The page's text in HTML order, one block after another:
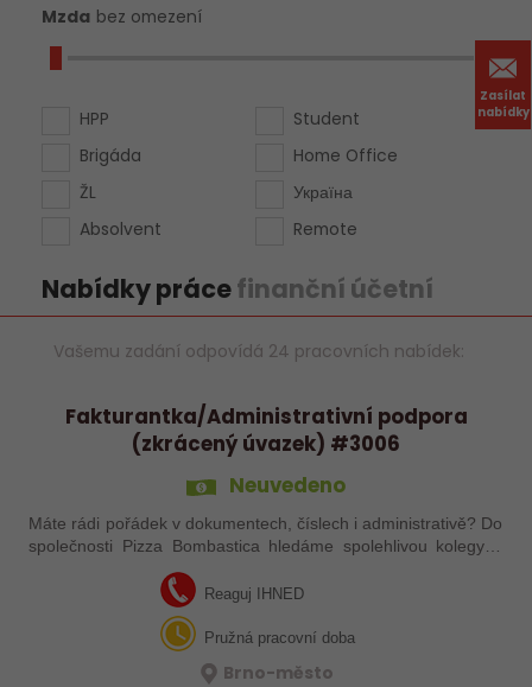
Zasílat
nabídky
Mzda bez omezení
HPP
Brigáda
ŽL
Absolvent
Student
Home Office
Україна
Remote
Nabídky prácefinanční účetní
Vašemu zadání odpovídá 24 pracovních nabídek:
Fakturantka/Administrativní podpora
(zkrácený úvazek) #3006
Neuvedeno
Máte rádi pořádek v dokumentech, číslech i administrativě? Do
společnosti Pizza Bombastica hledáme spolehlivou kolegyni,
která podpoří naši účetní a administrativní agendu. Pokud
máte zkušenosti se…
Reaguj IHNED
Pružná pracovní doba
Brno-město